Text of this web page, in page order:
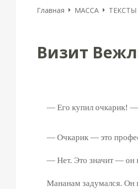
Главная MACCA
Визит
— Его купил очкарик! —
— Очкарик — это
— Нет. Это значит — он
Мананам задумался. Он